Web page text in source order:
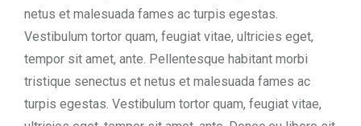
netus et malesuada fames ac turpis egestas.
Vestibulum tortor quam, feugiat vitae, ultricies eget,
tempor sit amet, ante. Pellentesque habitant morbi
tristique senectus et netus et malesuada fames ac
turpis egestas. Vestibulum tortor quam, feugiat vitae,